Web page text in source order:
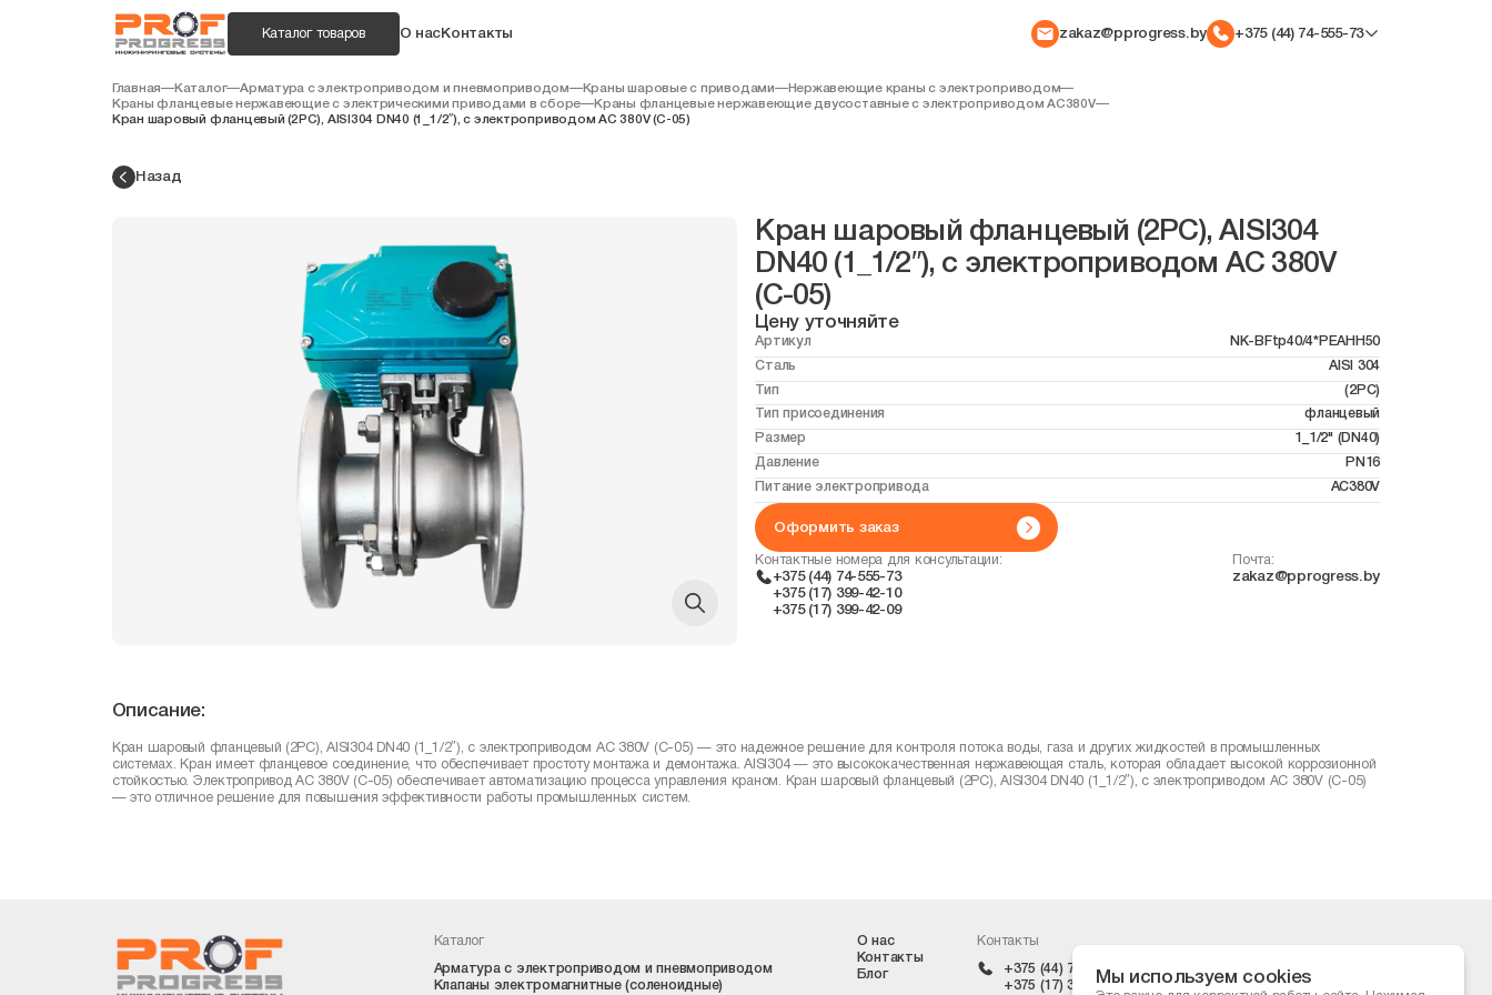
Каталог товаров О насКонтакты zakaz@pprogress.by +375 (44) 74-555-73
Главная—Каталог—Арматура с электроприводом и пневмоприводом—Краны шаровые с приводами—Нержавеющие краны с электроприводом—
Краны фланцевые нержавеющие с электрическими приводами в сборе—Краны фланцевые нержавеющие двусоставные с электроприводом AC380V—
Кран шаровый фланцевый (2PC), AISI304 DN40 (1_1/2″), с электроприводом AC 380V (С-05)
Мы используем cookies
Назад
Кран шаровый фланцевый (2PC), AISI304
DN40 (1_1/2″), с электроприводом AC 380V
(С-05)
Цену уточняйте
Артикул
NK-BFtp40/4*PEAHH50
Сталь
AISI 304
Тип
(2PC)
Тип присоединения
фланцевый
Размер
1_1/2" (DN40)
Давление
PN16
Питание электропривода
AC380V
Оформить заказ
Контактные номера для консультации:
+375 (44) 74-555-73
+375 (17) 399-42-10
+375 (17) 399-42-09
Почта:
zakaz@pprogress.by
Описание:
Кран шаровый фланцевый (2PC), AISI304 DN40 (1_1/2″), с электроприводом AC 380V (С-05) — это надежное решение для контроля потока воды, газа и других жидкостей в промышленных
системах. Кран имеет фланцевое соединение, что обеспечивает простоту монтажа и демонтажа. AISI304 — это высококачественная нержавеющая сталь, которая обладает высокой коррозионной
стойкостью. Электропривод AC 380V (С-05) обеспечивает автоматизацию процесса управления краном. Кран шаровый фланцевый (2PC), AISI304 DN40 (1_1/2″), с электроприводом AC 380V (С-05)
— это отличное решение для повышения эффективности работы промышленных систем.
Каталог
Арматура с электроприводом и пневмоприводом
Клапаны электромагнитные (соленоидные)
О нас
Контакты
Блог
Контакты
+375 (44) 74-555-73
+375 (17) 399-42-10
zakaz@pprogress.by
г. Минск, ул. Ольшевского 10,